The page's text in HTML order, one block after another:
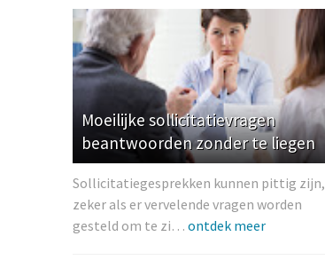
Moeilijke sollicitatievragen
beantwoorden zonder te liegen
Sollicitatiegesprekken kunnen pittig zijn,
zeker als er vervelende vragen worden
gesteld om te zi… ontdek meer